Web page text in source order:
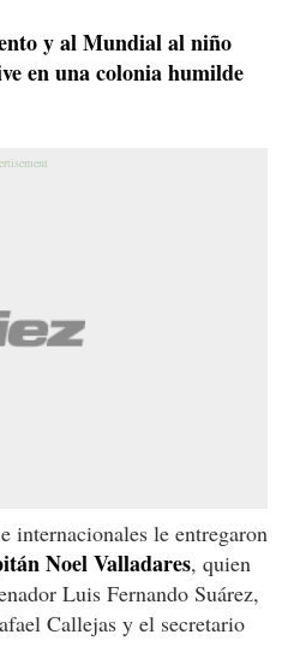
y al Mundial al niño
en una colonia humilde
internacionales le entregaron
Noel Valladares, quien
Luis Fernando Suárez,
Callejas y el secretario